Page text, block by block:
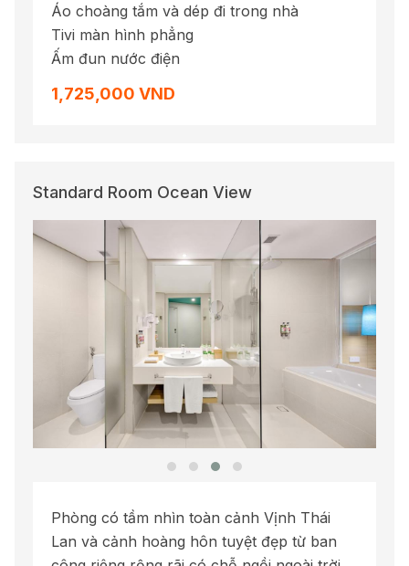
Áo choàng tắm và dép đi trong nhà
Tivi màn hình phẳng
Ấm đun nước điện
1,725,000 VND
Standard Room Ocean View
Phòng có tầm nhìn toàn cảnh Vịnh Thái
Lan và cảnh hoàng hôn tuyệt đẹp từ ban